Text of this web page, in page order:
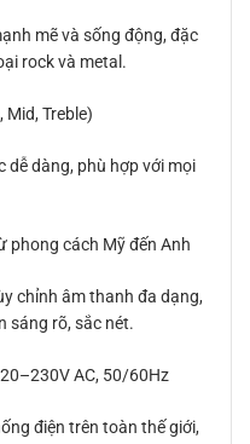
mẽ và sống động, đặc
rock và metal.
Treble)
dễ dàng, phù hợp với mọi
phong cách Mỹ đến Anh
chỉnh âm thanh đa dạng,
sáng rõ, sắc nét.
AC, 50/60Hz
điện trên toàn thế giới,